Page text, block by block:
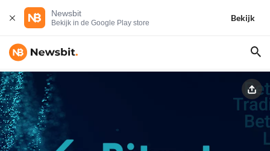
Newsbit
Bekijk in de Google Play store
Bekijk